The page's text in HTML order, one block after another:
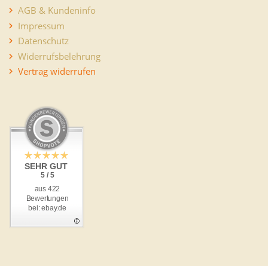
AGB & Kundeninfo
Impressum
Datenschutz
Widerrufsbelehrung
Vertrag widerrufen
SEHR GUT
5 / 5
aus 422
Bewertungen
bei: ebay.de